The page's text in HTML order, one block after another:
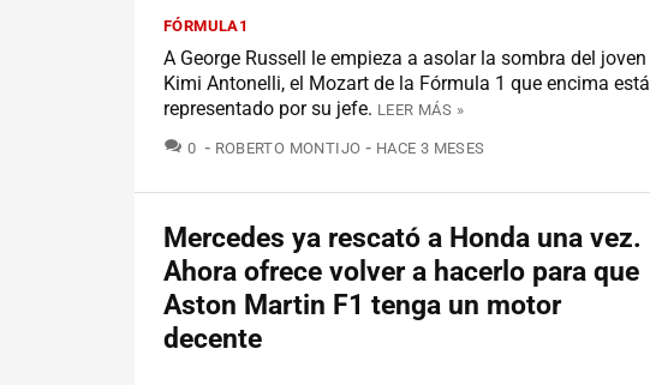
FÓRMULA1
A George Russell le empieza a asolar la sombra del joven
Kimi Antonelli, el Mozart de la Fórmula 1 que encima está
representado por su jefe. LEER MÁS »
0 COMENTARIOS
ROBERTO MONTIJO HACE 3 MESES
Mercedes ya rescató a Honda una vez.
Ahora ofrece volver a hacerlo para que
Aston Martin F1 tenga un motor
decente